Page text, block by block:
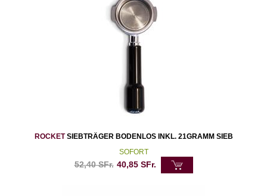
ROCKETSIEBTRÄGER BODENLOS INKL. 21GRAMM SIEB
SOFORT
52,40SFr. 40,85SFr.